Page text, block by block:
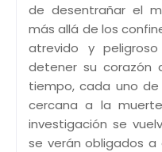
de desentrañar el
más allá de los
atrevido y
detener su corazón
tiempo, cada uno de
cercana a la
investigación se
se verán obligados